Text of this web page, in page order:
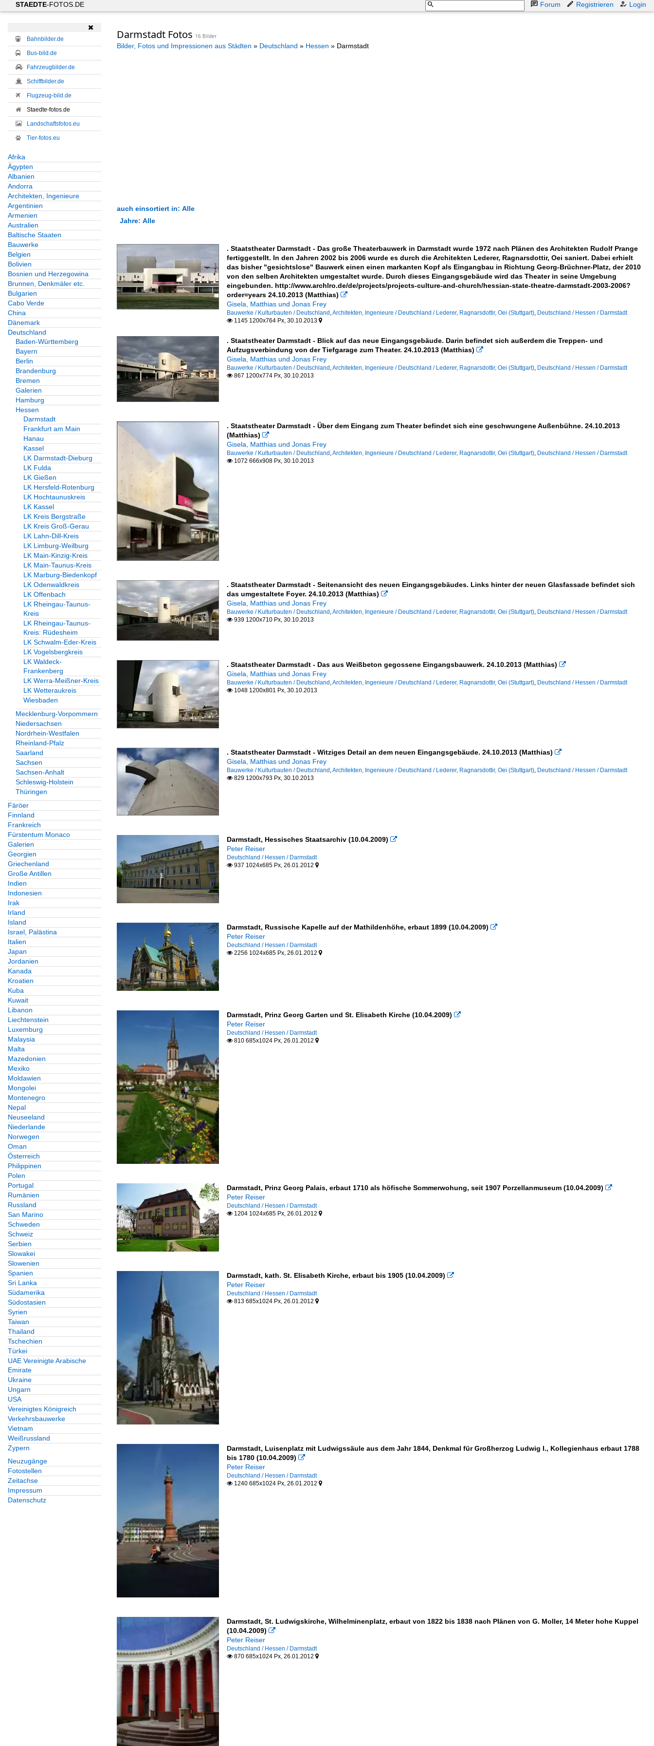
STAEDTE-FOTOS.DE Forum Registrieren Login

Bahnbilder.de
Bus-bild.de
Fahrzeugbilder.de
Schiffbilder.de
Flugzeug-bild.de
Staedte-fotos.de
Landschaftsfotos.eu
Tier-fotos.eu
Afrika
Ägypten
Albanien
Andorra
Architekten, Ingenieure
Argentinien
Armenien
Australien
Baltische Staaten
Bauwerke
Belgien
Bolivien
Bosnien und Herzegowina
Brunnen, Denkmäler etc.
Bulgarien
Cabo Verde
China
Dänemark
Deutschland
Baden-Württemberg
Bayern
Berlin
Brandenburg
Bremen
Galerien
Hamburg
Hessen
Darmstadt
Frankfurt am Main
Hanau
Kassel
LK Darmstadt-Dieburg
LK Fulda
LK Gießen
LK Hersfeld-Rotenburg
LK Hochtaunuskreis
LK Kassel
LK Kreis Bergstraße
LK Kreis Groß-Gerau
LK Lahn-Dill-Kreis
LK Limburg-Weilburg
LK Main-Kinzig-Kreis
LK Main-Taunus-Kreis
LK Marburg-Biedenkopf
LK Odenwaldkreis
LK Offenbach
LK Rheingau-Taunus-
Kreis
LK Rheingau-Taunus-
Kreis: Rüdesheim
LK Schwalm-Eder-Kreis
LK Vogelsbergkreis
LK Waldeck-
Frankenberg
LK Werra-Meißner-Kreis
LK Wetteraukreis
Wiesbaden
Mecklenburg-Vorpommern
Niedersachsen
Nordrhein-Westfalen
Rheinland-Pfalz
Saarland
Sachsen
Sachsen-Anhalt
Schleswig-Holstein
Thüringen
Färöer
Finnland
Frankreich
Fürstentum Monaco
Galerien
Georgien
Griechenland
Große Antillen
Indien
Indonesien
Irak
Irland
Island
Israel, Palästina
Italien
Japan
Jordanien
Kanada
Kroatien
Kuba
Kuwait
Libanon
Liechtenstein
Luxemburg
Malaysia
Malta
Mazedonien
Mexiko
Moldawien
Mongolei
Montenegro
Nepal
Neuseeland
Niederlande
Norwegen
Oman
Österreich
Philippinen
Polen
Portugal
Rumänien
Russland
San Marino
Schweden
Schweiz
Serbien
Slowakei
Slowenien
Spanien
Sri Lanka
Südamerika
Südostasien
Syrien
Taiwan
Thailand
Tschechien
Türkei
UAE Vereinigte Arabische
Emirate
Ukraine
Ungarn
USA
Vereinigtes Königreich
Verkehrsbauwerke
Vietnam
Weißrussland
Zypern
Neuzugänge
Fotostellen
Zeitachse
Impressum
Datenschutz
Darmstadt Fotos 16 Bilder
Bilder, Fotos und Impressionen aus Städten » Deutschland » Hessen » Darmstadt
auch einsortiert in: Alle
Architekten, Ingenieure
Deutschland
Lederer, Ragnarsdottir, Oei (Stuttgart)
Kulturbauten
Deutschland
Jahre: Alle
2000
2009
. Staatstheater Darmstadt - Das große Theaterbauwerk in Darmstadt wurde 1972 nach Plänen des Architekten Rudolf Prange
fertiggestellt. In den Jahren 2002 bis 2006 wurde es durch die Architekten Lederer, Ragnarsdottir, Oei saniert. Dabei erhielt
das bisher "gesichtslose" Bauwerk einen einen markanten Kopf als Eingangbau in Richtung Georg-Brüchner-Platz, der 2010
von den selben Architekten umgestaltet wurde. Durch dieses Eingangsgebäude wird das Theater in seine Umgebung
eingebunden. http://www.archlro.de/de/projects/projects-culture-and-church/hessian-state-theatre-darmstadt-2003-2006?
order=years 24.10.2013 (Matthias) 
Gisela, Matthias und Jonas Frey
Bauwerke / Kulturbauten / Deutschland ,Architekten, Ingenieure / Deutschland / Lederer, Ragnarsdottir, Oei (Stuttgart), Deutschland / Hessen / Darmstadt
1145 1200x764 Px, 30.10.2013 
. Staatstheater Darmstadt - Blick auf das neue Eingangsgebäude. Darin befindet sich außerdem die Treppen- und
Aufzugsverbindung von der Tiefgarage zum Theater. 24.10.2013 (Matthias) 
Gisela, Matthias und Jonas Frey
Bauwerke / Kulturbauten / Deutschland ,Architekten, Ingenieure / Deutschland / Lederer, Ragnarsdottir, Oei (Stuttgart), Deutschland / Hessen / Darmstadt
867 1200x774 Px, 30.10.2013
. Staatstheater Darmstadt - Über dem Eingang zum Theater befindet sich eine geschwungene Außenbühne. 24.10.2013
(Matthias) 
Gisela, Matthias und Jonas Frey
Bauwerke / Kulturbauten / Deutschland ,Architekten, Ingenieure / Deutschland / Lederer, Ragnarsdottir, Oei (Stuttgart), Deutschland / Hessen / Darmstadt
1072 666x908 Px, 30.10.2013
. Staatstheater Darmstadt - Seitenansicht des neuen Eingangsgebäudes. Links hinter der neuen Glasfassade befindet sich
das umgestaltete Foyer. 24.10.2013 (Matthias) 
Gisela, Matthias und Jonas Frey
Bauwerke / Kulturbauten / Deutschland ,Architekten, Ingenieure / Deutschland / Lederer, Ragnarsdottir, Oei (Stuttgart), Deutschland / Hessen / Darmstadt
939 1200x710 Px, 30.10.2013
. Staatstheater Darmstadt - Das aus Weißbeton gegossene Eingangsbauwerk. 24.10.2013 (Matthias) 
Gisela, Matthias und Jonas Frey
Bauwerke / Kulturbauten / Deutschland ,Architekten, Ingenieure / Deutschland / Lederer, Ragnarsdottir, Oei (Stuttgart), Deutschland / Hessen / Darmstadt
1048 1200x801 Px, 30.10.2013
. Staatstheater Darmstadt - Witziges Detail an dem neuen Eingangsgebäude. 24.10.2013 (Matthias) 
Gisela, Matthias und Jonas Frey
Bauwerke / Kulturbauten / Deutschland ,Architekten, Ingenieure / Deutschland / Lederer, Ragnarsdottir, Oei (Stuttgart), Deutschland / Hessen / Darmstadt
829 1200x793 Px, 30.10.2013
Darmstadt, Hessisches Staatsarchiv (10.04.2009) 
Peter Reiser
Deutschland / Hessen / Darmstadt
937 1024x685 Px, 26.01.2012 
Darmstadt, Russische Kapelle auf der Mathildenhöhe, erbaut 1899 (10.04.2009) 
Peter Reiser
Deutschland / Hessen / Darmstadt
2256 1024x685 Px, 26.01.2012 
Darmstadt, Prinz Georg Garten und St. Elisabeth Kirche (10.04.2009) 
Peter Reiser
Deutschland / Hessen / Darmstadt
810 685x1024 Px, 26.01.2012 
Darmstadt, Prinz Georg Palais, erbaut 1710 als höfische Sommerwohung, seit 1907 Porzellanmuseum (10.04.2009) 
Peter Reiser
Deutschland / Hessen / Darmstadt
1204 1024x685 Px, 26.01.2012 
Darmstadt, kath. St. Elisabeth Kirche, erbaut bis 1905 (10.04.2009) 
Peter Reiser
Deutschland / Hessen / Darmstadt
813 685x1024 Px, 26.01.2012 
Darmstadt, Luisenplatz mit Ludwigssäule aus dem Jahr 1844, Denkmal für Großherzog Ludwig I., Kollegienhaus erbaut 1788
bis 1780 (10.04.2009) 
Peter Reiser
Deutschland / Hessen / Darmstadt
1240 685x1024 Px, 26.01.2012 
Darmstadt, St. Ludwigskirche, Wilhelminenplatz, erbaut von 1822 bis 1838 nach Plänen von G. Moller, 14 Meter hohe Kuppel
(10.04.2009) 
Peter Reiser
Deutschland / Hessen / Darmstadt
870 685x1024 Px, 26.01.2012 